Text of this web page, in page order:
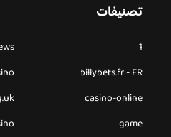
تصنيفات
1
billybets.fr - FR
casino-online
game